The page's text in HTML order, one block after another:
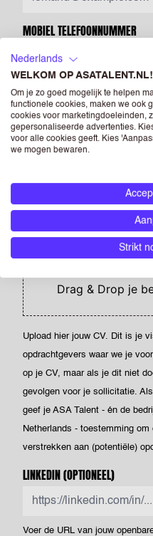
MOBIEL TELEFOONNUMMER
0031612345678 of 0612345678.
LAND
Drag & Drop je
Upload hier jouw CV. Dit is je
opdrachtgevers waar we je
op je CV, maar als je dit niet
gevolgen voor je sollicitatie.
geef je ASA Talent - én de
Netherlands - toestemming
verstrekken aan (potentiële)
LINKEDIN(OPTIONEEL)
Voer de URL van jouw
Nederlands
WELKOM OP ASATALENT.NL!
Om je zo goed mogelijk te helpen
functionele cookies, maken we ook
cookies voor marketingdoeleinden,
gepersonaliseerde advertenties.
voor alle cookies geeft. Kies
we mogen bewaren.
Strikt